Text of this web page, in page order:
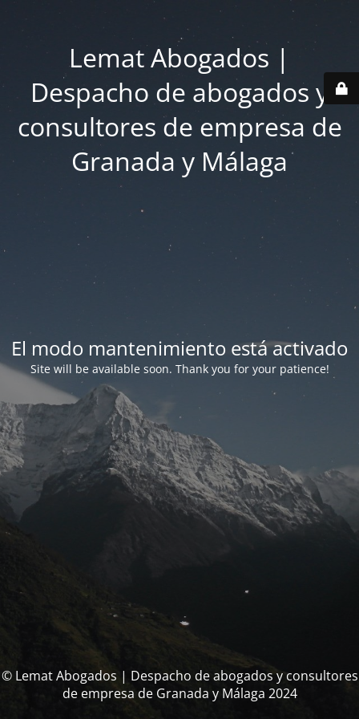
Lemat Abogados |
Despacho de abogados y
consultores de empresa de
Granada y Málaga
El modo mantenimiento está activado
Site will be available soon. Thank you for your patience!
© Lemat Abogados | Despacho de abogados y consultores
de empresa de Granada y Málaga 2024